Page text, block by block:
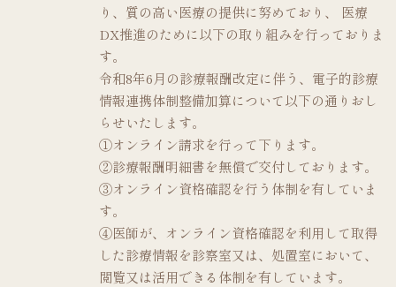
り、質の高い医療の提供に努めており、 医療
DX推進のために以下の取り組みを行っておりま
す。
令和8年6月の診療報酬改定に伴う、電子的診療
情報連携体制整備加算について以下の通りおし
らせいたします。
①オンライン請求を行って下ります。
②診療報酬明細書を無償で交付しております。
③オンライン資格確認を行う体制を有していま
す。
④医師が、オンライン資格確認を利用して取得
した診療情報を診察室又は、処置室において、
閲覧又は活用できる体制を有しています。